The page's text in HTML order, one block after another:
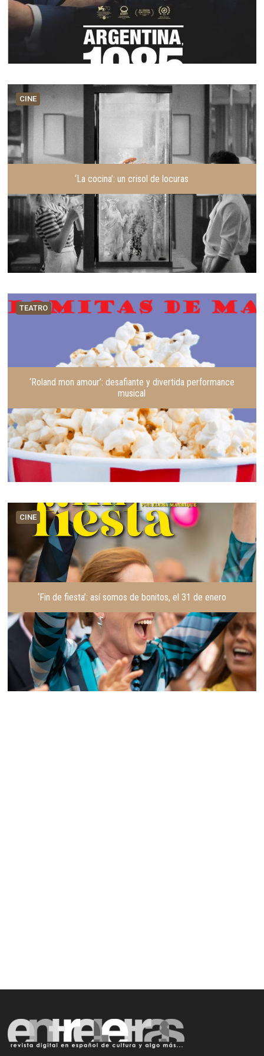
CINE
‘La cocina’: un crisol de locuras
TEATRO
‘Roland mon amour’: desafiante y divertida performance
musical
CINE
‘Fin de fiesta’: así somos de bonitos, el 31 de enero